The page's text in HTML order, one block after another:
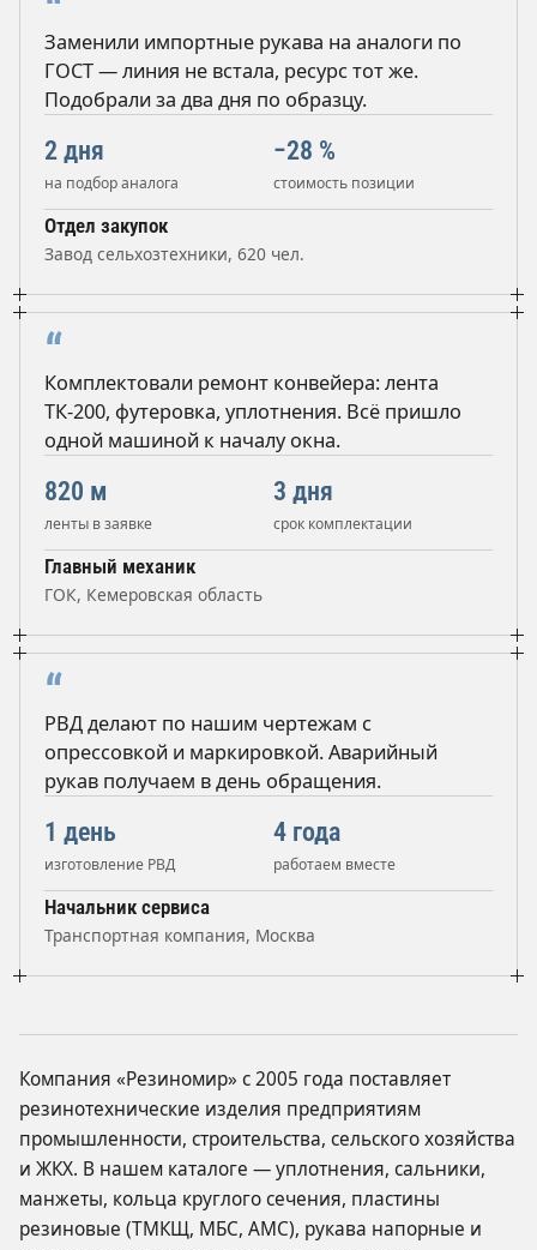
“
Заменили импортные рукава на аналоги по
ГОСТ — линия не встала, ресурс тот же.
Подобрали за два дня по образцу.
2 дня
на подбор аналога
−28 %
стоимость позиции
Отдел закупок
Завод сельхозтехники, 620 чел.
“
Комплектовали ремонт конвейера: лента
ТК-200, футеровка, уплотнения. Всё пришло
одной машиной к началу окна.
820 м
ленты в заявке
3 дня
срок комплектации
Главный механик
ГОК, Кемеровская область
“
РВД делают по нашим чертежам с
опрессовкой и маркировкой. Аварийный
рукав получаем в день обращения.
1 день
изготовление РВД
4 года
работаем вместе
Начальник сервиса
Транспортная компания, Москва
Компания «Резиномир» с 2005 года поставляет
резинотехнические изделия предприятиям
промышленности, строительства, сельского хозяйства
и ЖКХ. В нашем каталоге — уплотнения, сальники,
манжеты, кольца круглого сечения, пластины
резиновые (ТМКЩ, МБС, АМС), рукава напорные и